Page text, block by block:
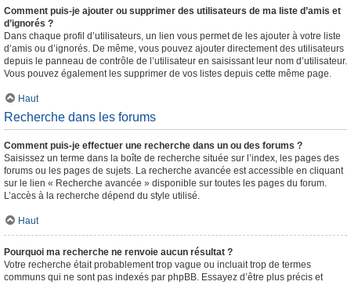
Comment puis-je ajouter ou supprimer des utilisateurs de ma liste d’amis et
d’ignorés ?
Dans chaque profil d’utilisateurs, un lien vous permet de les ajouter à votre liste
d’amis ou d’ignorés. De même, vous pouvez ajouter directement des utilisateurs
depuis le panneau de contrôle de l’utilisateur en saisissant leur nom d’utilisateur.
Vous pouvez également les supprimer de vos listes depuis cette même page.
Haut
Recherche dans les forums
Comment puis-je effectuer une recherche dans un ou des forums ?
Saisissez un terme dans la boîte de recherche située sur l’index, les pages des
forums ou les pages de sujets. La recherche avancée est accessible en cliquant
sur le lien « Recherche avancée » disponible sur toutes les pages du forum.
L’accès à la recherche dépend du style utilisé.
Haut
Pourquoi ma recherche ne renvoie aucun résultat ?
Votre recherche était probablement trop vague ou incluait trop de termes
communs qui ne sont pas indexés par phpBB. Essayez d’être plus précis et